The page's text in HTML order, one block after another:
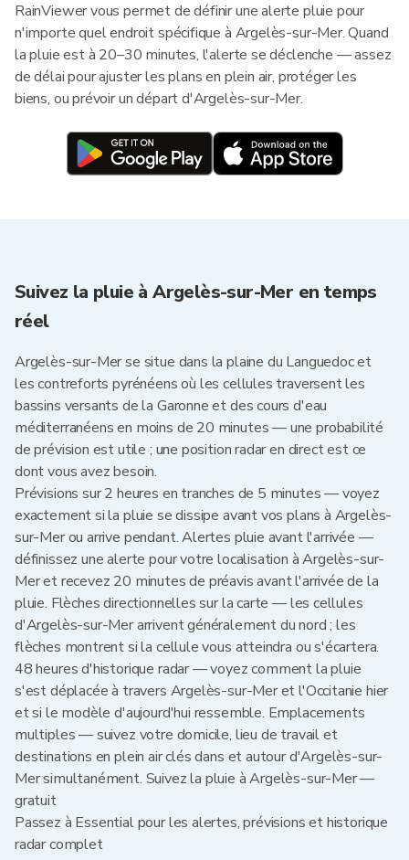
RainViewer vous permet de définir une alerte pluie pour
n'importe quel endroit spécifique à Argelès-sur-Mer. Quand
la pluie est à 20–30 minutes, l'alerte se déclenche — assez
de délai pour ajuster les plans en plein air, protéger les
biens, ou prévoir un départ d'Argelès-sur-Mer.
Suivez la pluie à Argelès-sur-Mer en temps
réel
Argelès-sur-Mer se situe dans la plaine du Languedoc et
les contreforts pyrénéens où les cellules traversent les
bassins versants de la Garonne et des cours d'eau
méditerranéens en moins de 20 minutes — une probabilité
de prévision est utile ; une position radar en direct est ce
dont vous avez besoin.
Prévisions sur 2 heures en tranches de 5 minutes — voyez
exactement si la pluie se dissipe avant vos plans à Argelès-
sur-Mer ou arrive pendant. Alertes pluie avant l'arrivée —
définissez une alerte pour votre localisation à Argelès-sur-
Mer et recevez 20 minutes de préavis avant l'arrivée de la
pluie. Flèches directionnelles sur la carte — les cellules
d'Argelès-sur-Mer arrivent généralement du nord ; les
flèches montrent si la cellule vous atteindra ou s'écartera.
48 heures d'historique radar — voyez comment la pluie
s'est déplacée à travers Argelès-sur-Mer et l'Occitanie hier
et si le modèle d'aujourd'hui ressemble. Emplacements
multiples — suivez votre domicile, lieu de travail et
destinations en plein air clés dans et autour d'Argelès-sur-
Mer simultanément. Suivez la pluie à Argelès-sur-Mer —
gratuit
Passez à Essential pour les alertes, prévisions et historique
radar complet